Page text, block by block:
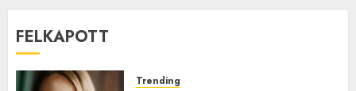
FELKAPOTT
Trending